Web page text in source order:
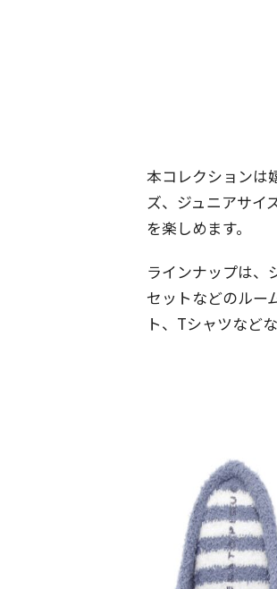
本コレクションは
ズ、ジュニアサイ
を楽しめます。
ラインナップは、
セットなどのルー
ト、Tシャツなど